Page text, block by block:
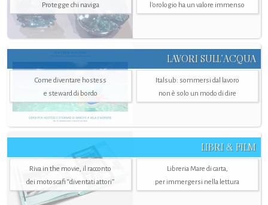
Protegge chi naviga
l'orologio ha un valore immenso
LAVORI SULL’ACQUA
Come diventare hostess
e steward di bordo
Italsub: sommersi dal lavoro
non è solo un modo di dire
LIBRI & FILM
Riva in the movie, il racconto
dei motoscafi “diventati attori”
Libreria Mare di carta,
per immergersi nella lettura